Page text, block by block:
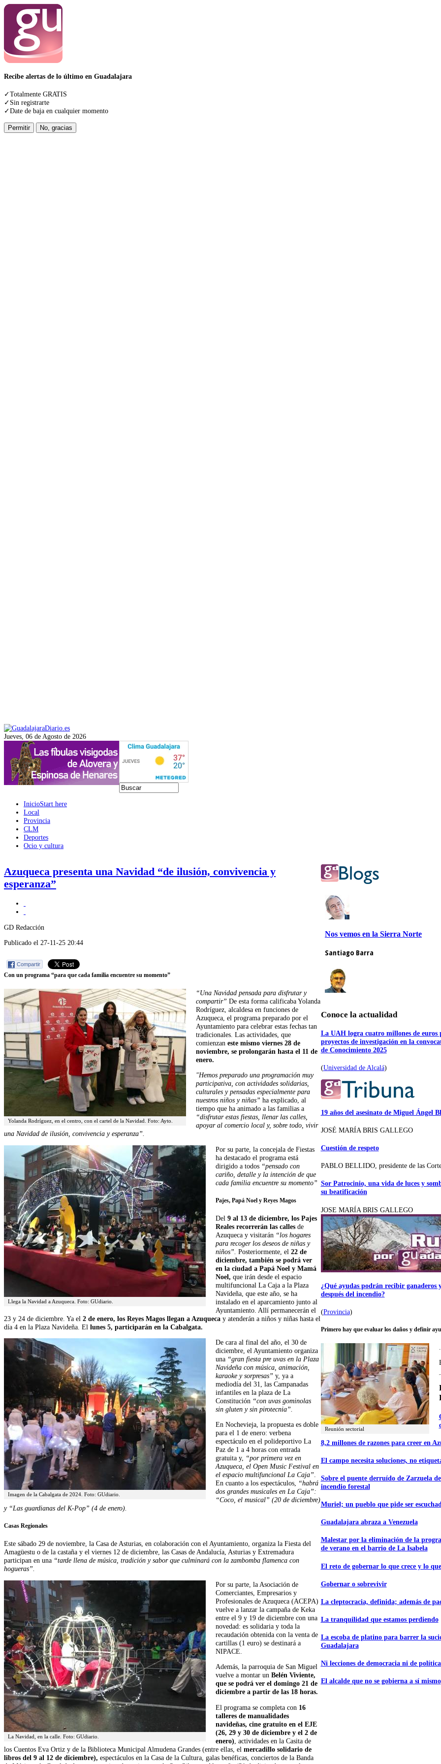
Recibe alertas de lo último en Guadalajara
✓Totalmente GRATIS
✓Sin registrarte
✓Date de baja en cualquier momento
Permitir No, gracias
Jueves, 06 de Agosto de 2026
InicioStart here
Local
Provincia
CLM
Deportes
Ocio y cultura
Azuqueca presenta una Navidad “de ilusión, convivencia y
esperanza”
GD Redacción
Publicado el 27-11-25 20:44
Compartir
Con un programa “para que cada familia encuentre su momento”
Yolanda Rodríguez, en el centro, con el cartel de la Navidad. Foto: Ayto.
“Una Navidad pensada para disfrutar y
compartir” De esta forma calificaba Yolanda
Rodríguez, alcaldesa en funciones de
Azuqueca, el programa preparado por el
Ayuntamiento para celebrar estas fechas tan
tradicionales. Las actividades, que
comienzan este mismo viernes 28 de
noviembre, se prolongarán hasta el 11 de
enero.
"Hemos preparado una programación muy
participativa, con actividades solidarias,
culturales y pensadas especialmente para
nuestros niños y niñas” ha explicado, al
tiempo que ha animado a las familias a
“disfrutar estas fiestas, llenar las calles,
apoyar al comercio local y, sobre todo, vivir
una Navidad de ilusión, convivencia y esperanza”.
Llega la Navidad a Azuqueca. Foto: GUdiario.
Por su parte, la concejala de Fiestas
ha destacado el programa está
dirigido a todos “pensado con
cariño, detalle y la intención de que
cada familia encuentre su momento”
Pajes, Papá Noel y Reyes Magos
Del 9 al 13 de diciembre, los Pajes
Reales recorrerán las calles de
Azuqueca y visitarán “los hogares
para recoger los deseos de niñas y
niños”. Posteriormente, el 22 de
diciembre, también se podrá ver
en la ciudad a Papá Noel y Mamá
Noel, que irán desde el espacio
multifuncional La Caja a la Plaza
Navideña, que este año, se ha
instalado en el aparcamiento junto al
Ayuntamiento. Allí permanecerán el
23 y 24 de diciembre. Ya el 2 de enero, los Reyes Magos llegan a Azuqueca y atenderán a niños y niñas hasta el
día 4 en la Plaza Navideña. El lunes 5, participarán en la Cabalgata.
Imagen de la Cabalgata de 2024. Foto: GUdiario.
De cara al final del año, el 30 de
diciembre, el Ayuntamiento organiza
una “gran fiesta pre uvas en la Plaza
Navideña con música, animación,
karaoke y sorpresas” y, ya a
mediodía del 31, las Campanadas
infantiles en la plaza de La
Constitución “con uvas gominolas
sin gluten y sin pirotecnia”.
En Nochevieja, la propuesta es doble
para el 1 de enero: verbena
espectáculo en el polideportivo La
Paz de 1 a 4 horas con entrada
gratuita y, “por primera vez en
Azuqueca, el Open Music Festival en
el espacio multifuncional La Caja”.
En cuanto a los espectáculos, “habrá
dos grandes musicales en La Caja”:
“Coco, el musical” (20 de diciembre)
y “Las guardianas del K-Pop” (4 de enero).
Casas Regionales
Este sábado 29 de noviembre, la Casa de Asturias, en colaboración con el Ayuntamiento, organiza la Fiesta del
Amagüestu o de la castaña y el viernes 12 de diciembre, las Casas de Andalucía, Asturias y Extremadura
participan en una “tarde llena de música, tradición y sabor que culminará con la zambomba flamenca con
hogueras”.
La Navidad, en la calle. Foto: GUdiario.
Por su parte, la Asociación de
Comerciantes, Empresarios y
Profesionales de Azuqueca (ACEPA)
vuelve a lanzar la campaña de Keka
entre el 9 y 19 de diciembre con una
novedad: es solidaria y toda la
recaudación obtenida con la venta de
cartillas (1 euro) se destinará a
NIPACE.
Además, la parroquia de San Miguel
vuelve a montar un Belén Viviente,
que se podrá ver el domingo 21 de
diciembre a partir de las 18 horas.
El programa se completa con 16
talleres de manualidades
navideñas, cine gratuito en el EJE
(26, 29 y 30 de diciembre y el 2 de
enero) , actividades en la Casita de
los Cuentos Eva Ortiz y de la Biblioteca Municipal Almudena Grandes (entre ellas, el mercadillo solidario de
libros del 9 al 12 de diciembre), espectáculos en la Casa de la Cultura, galas benéficas, conciertos de la Banda
Conoce la actualidad
La UAH logra cuatro millones de euros
proyectos de investigación en la
de Conocimiento 2025
(Universidad de Alcalá)
19 años del asesinato de Miguel Ángel
JOSÉ MARÍA BRIS GALLEGO
Cuestión de respeto
PABLO BELLIDO, presidente de las
Sor Patrocinio, una vida de luces y
su beatificación
JOSE MARÍA BRIS GALLEGO
¿Qué ayudas podrán recibir ganaderos
después del incendio?
(Provincia)
Primero hay que evaluar los daños y definir
Reunión sectorial
8,2 millones de razones para creer en
El campo necesita soluciones, no
Sobre el puente derruído de Zarzuela
incendio forestal
Muriel; un pueblo que pide ser
Guadalajara abraza a Venezuela
Malestar por la eliminación de la
de verano en el barrio de La Isabela
El reto de gobernar lo que crece y lo
Gobernar o sobrevivir
La cleptocracia, definida; además de
La tranquilidad que estamos perdiendo
La escoba de platino para barrer la
Guadalajara
Ni lecciones de democracia ni de
El alcalde que no se gobierna a sí mismo